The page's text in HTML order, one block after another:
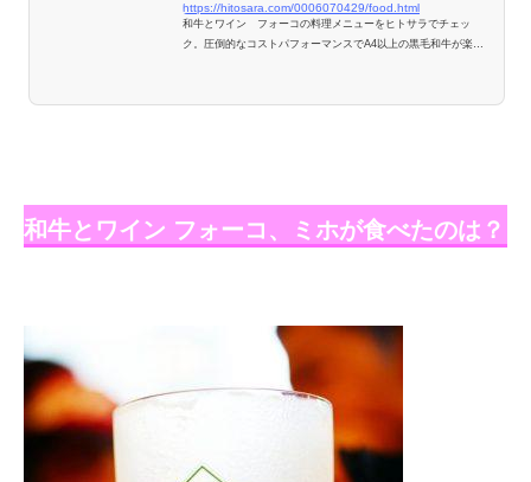
https://hitosara.com/0006070429/food.html
和牛とワイン フォーコの料理メニューをヒトサラでチェッ
ク。圧倒的なコストパフォーマンスでA4以上の黒毛和牛が楽し
和牛とワイン フォーコ、ミホが食べたのは？